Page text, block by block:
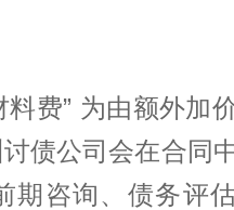
料费” 为由额外加
债公司会在合同
期咨询、债务评